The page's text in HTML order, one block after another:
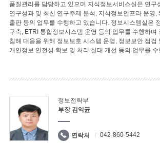
품질관리를 담당하고 있으며 지식정보서비스실은 연구
연구성과 및 최신 연구주제 분석, 지식정보인프라 운영,
출판 등의 업무를 수행하고 있습니다. 정보시스템실은
구축, ETRI 통합정보시스템 운영 등의 업무를 수행하며
침해 대응을 위해 정보보호 시스템 운영, 정보보안 점검
개인정보 안전성 확보 및 처리 실태 개선 등의 업무를
정보전략부
부장 김익균
연락처 042-860-5442